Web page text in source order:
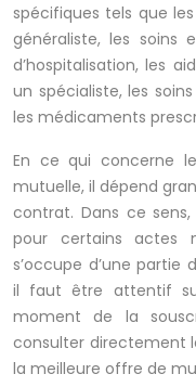
spécifiques tels que
généraliste, les soins
d’hospitalisation, les
un spécialiste, les
les médicaments
En ce qui concerne
mutuelle, il dépend
contrat. Dans ce
pour certains actes
s’occupe d’une partie
il faut être attentif
moment de la
consulter directement
la meilleure offre de